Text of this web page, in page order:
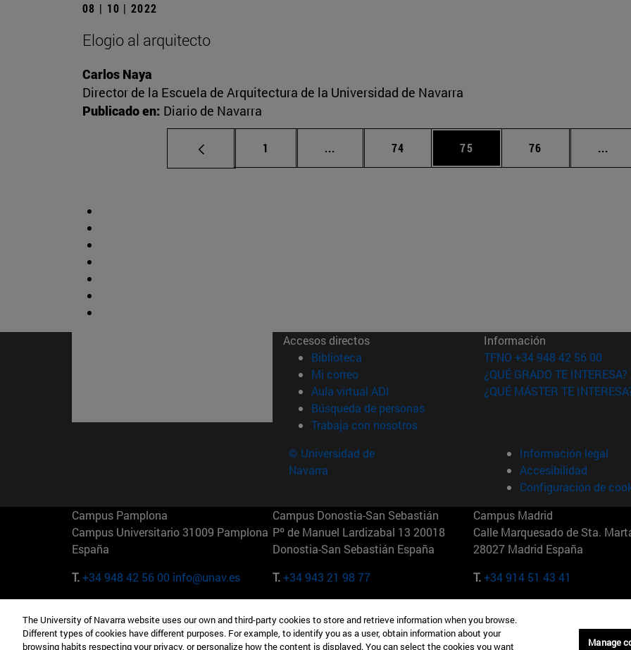
08 | 10 | 2022
Elogio al arquitecto
Carlos Naya
Director de la Escuela de Arquitectura de la Universidad de Navarra
Publicado en: Diario de Navarra
Página
1 ... Páginas intermedias Use TAB para desplazarse.
Página
74 Página
75 Página
76 ...
Accesos directos
Biblioteca (abre en nueva ventana)
Mi correo(abre en nueva ventana)
Aula virtual ADI (abre en nueva ventana)
Búsqueda de personas(abre en nueva ventana)
Trabaja con nosotros(abre en nueva ventana)
Información
TFNO +34 948 42 56 00
¿QUÉ GRADO TE INTERESA?
¿QUÉ MÁSTER TE
© Universidad de
Navarra
Información legal
Accesibilidad
Configuración de
Campus Pamplona
Campus Universitario 31009 Pamplona
España
T.+34 948 42 56 00 info@unav.es
Campus Donostia-San Sebastián
Pº de Manuel Lardizabal 13 20018
Donostia-San Sebastián España
T.+34 943 21 98 77
Campus Madrid
Calle Marquesado de Sta.
28027 Madrid España
T.+34 914 51 43 41
Camino del Cerro Águila 3 28023
Madrid España
165 W 57th St 10019-2201 Nueva York
EE.UU
Maria-Theresia-Straße 15 81675
Múnich Alemania
The University of Navarra website uses our own and third-party cookies to store and retrieve information when you browse.
Different types of cookies have different purposes. For example, to identify you as a user, obtain information about your
browsing habits respecting your privacy, or personalize how the content is displayed. You can select the cookies you want
Manage